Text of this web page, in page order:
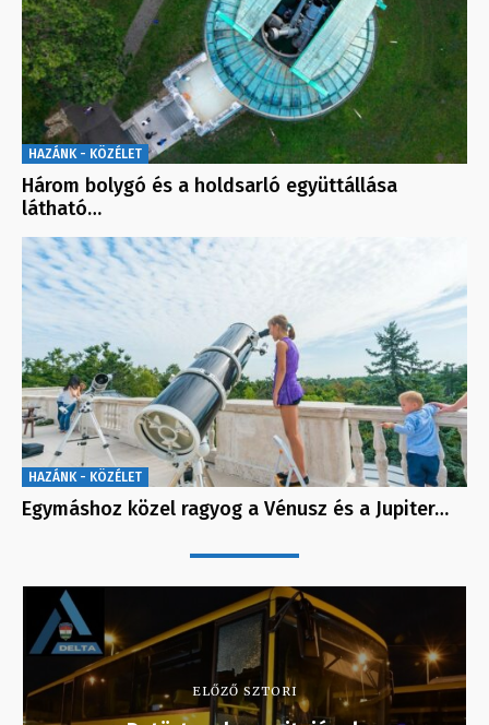
HAZÁNK - KÖZÉLET
Három bolygó és a holdsarló együttállása
látható…
HAZÁNK - KÖZÉLET
Egymáshoz közel ragyog a Vénusz és a Jupiter…
ELŐZŐ SZTORI